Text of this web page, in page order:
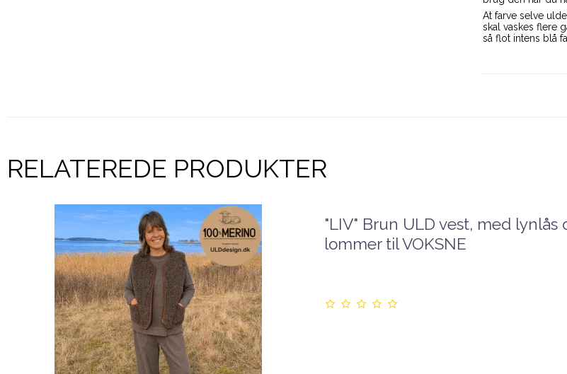
At farve selve
skal vaskes flere
så flot intens blå
RELATEREDE PRODUKTER
"LIV" Brun ULD vest, med lynlås
lommer til VOKSNE